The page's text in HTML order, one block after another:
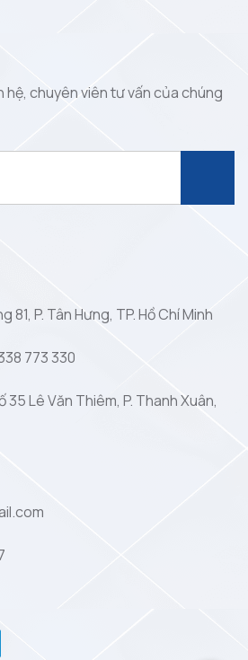
hệ, chuyên viên tư vấn của chúng
81, P. Tân Hưng, TP. Hồ Chí Minh
773 330
35 Lê Văn Thiêm, P. Thanh Xuân,